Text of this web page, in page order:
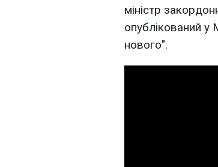
міністр
опублікований у
нового".